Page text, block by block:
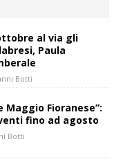
al via gli
Paula
Botti
Maggio Fioranese”:
fino ad agosto
Botti